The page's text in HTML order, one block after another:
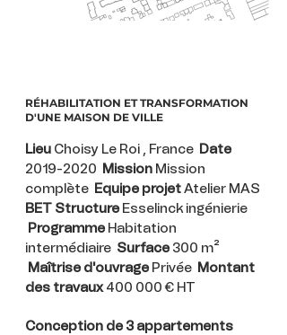
RÉHABILITATION ET TRANSFORMATION
D'UNE MAISON DE VILLE
Lieu Choisy Le Roi , France Date
2019-2020 Mission Mission
complète Equipe projetAtelier MAS
BET StructureEsselinck ingénierie
Programme Habitation
intermédiaire Surface 300 m²
Maîtrise d'ouvrage Privée Montant
des travaux 400 000 € HT
Conception de 3 appartements